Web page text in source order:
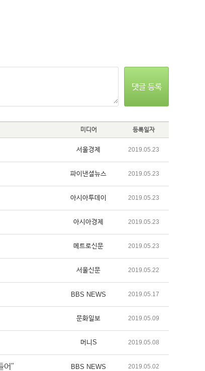
댓글 등록
미디어 등록일자
서울경제 2019.05.23
파이낸셜뉴스 2019.05.23
아시아투데이 2019.05.23
아시아경제 2019.05.23
메트로신문 2019.05.23
서울신문 2019.05.22
BBS NEWS 2019.05.17
문화일보 2019.05.09
머니S 2019.05.08
어" BBS NEWS 2019.05.02